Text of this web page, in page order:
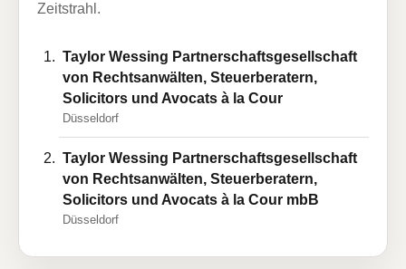
Zeitstrahl.
Taylor Wessing Partnerschaftsgesellschaft
von Rechtsanwälten, Steuerberatern,
Solicitors und Avocats à la Cour
Düsseldorf
Taylor Wessing Partnerschaftsgesellschaft
von Rechtsanwälten, Steuerberatern,
Solicitors und Avocats à la Cour mbB
Düsseldorf